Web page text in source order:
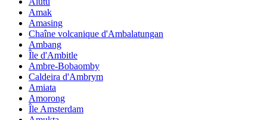
Amak
Amasing
Chaîne volcanique d'Ambalatungan
Ambang
Île d'Ambitle
Ambre-Bobaomby
Caldeira d'Ambrym
Amiata
Amorong
Île Amsterdam